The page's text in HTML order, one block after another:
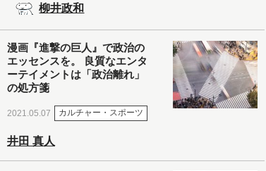
柳井政和
漫画『進撃の巨人』で政治の
エッセンスを。 良質なエンタ
ーテイメントは「政治離れ」
の処方箋
2021.05.07 カルチャー・スポーツ
井田 真人